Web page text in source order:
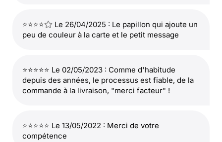
⭐⭐⭐⭐
Le 26/04/2025 : Le papillon qui ajoute un
peu de couleur à la carte et le petit message
⭐⭐⭐⭐⭐ Le 02/05/2023 : Comme d'habitude
depuis des années, le processus est fiable, de la
commande à la livraison, "merci facteur" !
⭐⭐⭐⭐⭐ Le 13/05/2022 : Merci de votre
compétence